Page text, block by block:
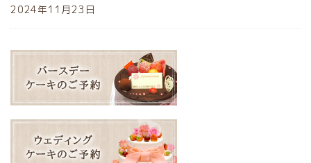
2024年11月23日